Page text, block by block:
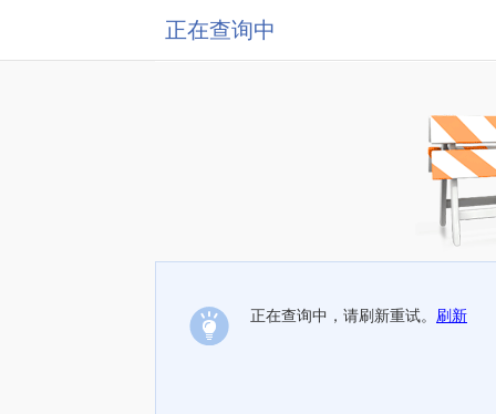
正在查询中
正在查询中，请刷新重试。 刷新